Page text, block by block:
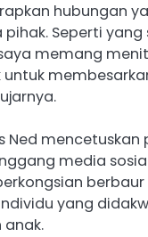
hubungan
Seperti
memang
Ned mencetuskan
media
yang
anak.